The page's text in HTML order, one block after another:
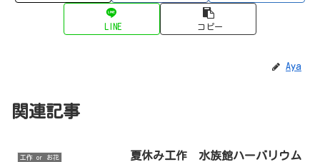
LINE コピー
Aya
関連記事
工作 or お花 夏休み工作 水族館ハーバリウム